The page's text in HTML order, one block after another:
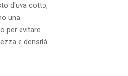
d'uva cotto,
una
per evitare
e densità